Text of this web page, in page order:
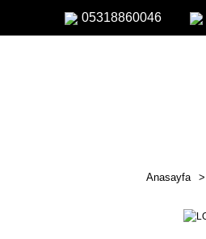
05318860046
Anasayfa